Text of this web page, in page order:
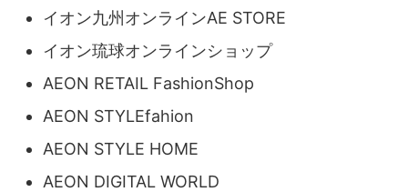
イオン九州オンラインAE STORE
イオン琉球オンラインショップ
AEON RETAIL FashionShop
AEON STYLEfahion
AEON STYLE HOME
AEON DIGITAL WORLD